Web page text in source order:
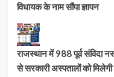
विधायक के नाम सौंपा ज्ञापन
राजस्थान में 988 पूर्व संविदा
से सरकारी अस्पतालों को मिलेगी